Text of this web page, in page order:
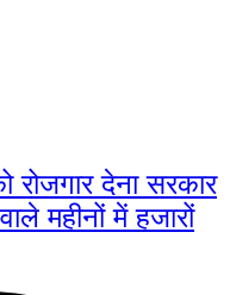
रोजगार देना सरकार
महीनों में हजारों